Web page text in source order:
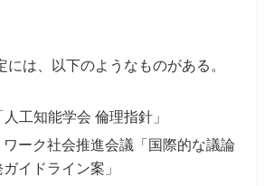
は、 以下のようなものがある。
工知能学会 倫理指針」
ーク社会推進会議「国際的な議論
イドライン案」